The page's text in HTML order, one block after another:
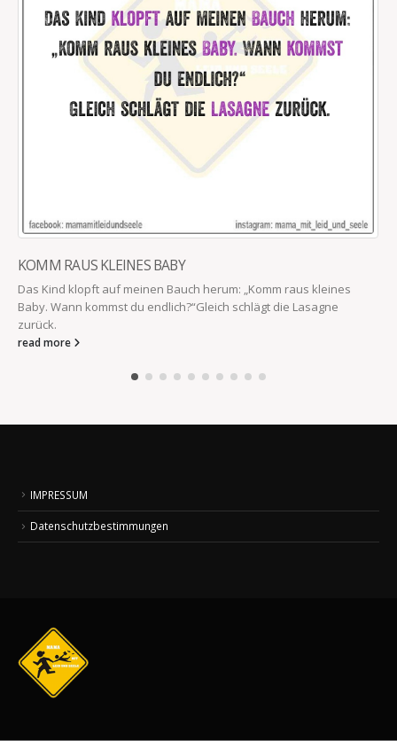
KOMM RAUS KLEINES BABY
Das Kind klopft auf meinen Bauch herum: „Komm raus kleines
Baby. Wann kommst du endlich?“Gleich schlägt die Lasagne
zurück.
read more
IMPRESSUM
Datenschutzbestimmungen